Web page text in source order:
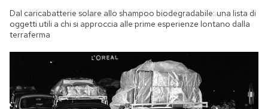
Regala il Post
Hai bisogno di aiuto?
Esci
Dal caricabatterie solare allo shampoo biodegradabile: una lista di
oggetti utili a chi si approccia alle prime esperienze lontano dalla
terraferma